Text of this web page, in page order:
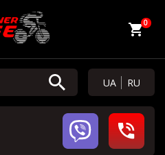
0
UA RU